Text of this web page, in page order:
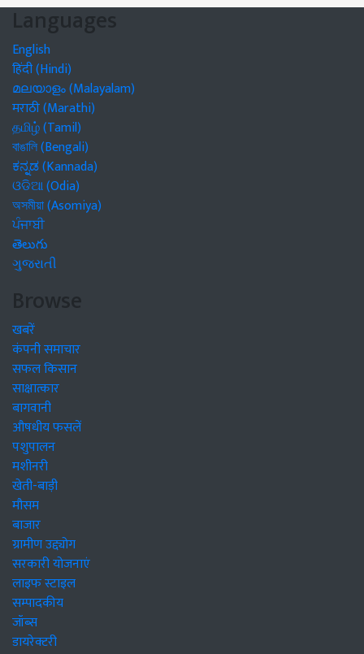
Languages
English
हिंदी (Hindi)
മലയാളം (Malayalam)
मराठी (Marathi)
தமிழ் (Tamil)
বাঙালি (Bengali)
ಕನ್ನಡ (Kannada)
ଓଡିଆ (Odia)
অসমীয়া (Asomiya)
ਪੰਜਾਬੀ
తెలుగు
ગુજરાતી
Browse
खबरें
कंपनी समाचार
सफल किसान
साक्षात्कार
बागवानी
औषधीय फसलें
पशुपालन
मशीनरी
खेती-बाड़ी
मौसम
बाजार
ग्रामीण उद्द्योग
सरकारी योजनाएं
लाइफ स्टाइल
सम्पादकीय
जॉब्स
डायरेक्टरी